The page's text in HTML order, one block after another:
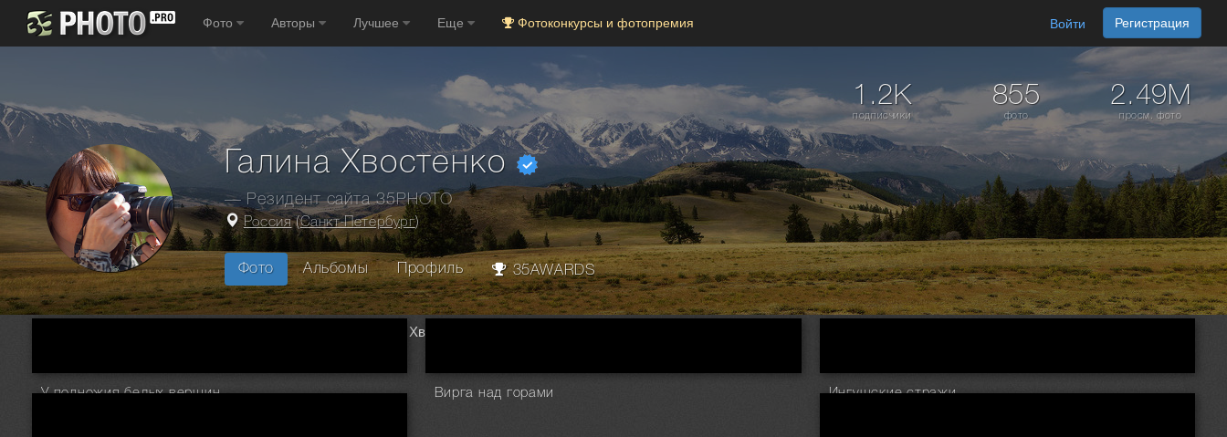
Фото Авторы Лучшее Еще Фотоконкурсы и фотопремия Войти Регистрация
1.2K
подписчики
855
фото
2.49M
просм. фото
Галина Хвостенко
— Резидент сайта 35PHOTO
Россия(Санкт-Петербург)
Фото Альбомы Профиль 35AWARDS
Галина Хвостенко
У подножия белых вершин Вирга над горами Ингушские стражи